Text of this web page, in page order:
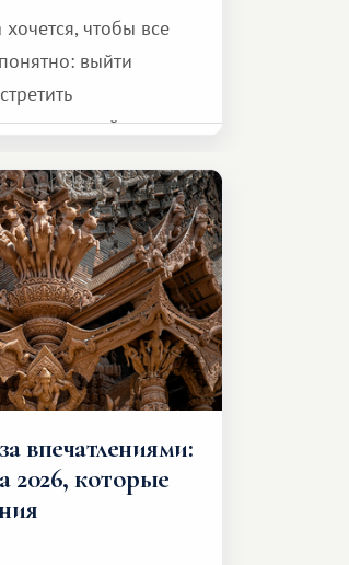
чтобы все
выйти
до курорта.
впечатлениями:
2026, которые